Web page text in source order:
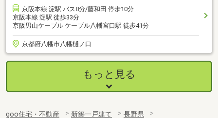
京阪本線 淀駅 バス8分/藤和田 停歩10分
京阪本線 淀駅 徒歩33分
京阪男山ケーブル ケーブル八幡宮口駅 徒歩41分
京都府八幡市八幡樋ノ口
もっと見る
goo住宅・不動産 新築一戸建て
長野県